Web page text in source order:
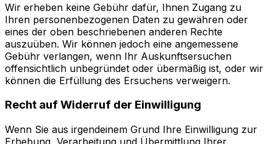
Wir erheben keine Gebühr dafür, Ihnen Zugang zu
Ihren personenbezogenen Daten zu gewähren oder
eines der oben beschriebenen anderen Rechte
auszuüben. Wir können jedoch eine angemessene
Gebühr verlangen, wenn Ihr Auskunftsersuchen
offensichtlich unbegründet oder übermäßig ist, oder wir
können die Erfüllung des Ersuchens verweigern.
Recht auf Widerruf der Einwilligung
Wenn Sie aus irgendeinem Grund Ihre Einwilligung zur
Erhebung, Verarbeitung und Übermittlung Ihrer